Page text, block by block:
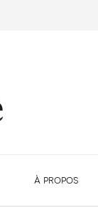
à propos